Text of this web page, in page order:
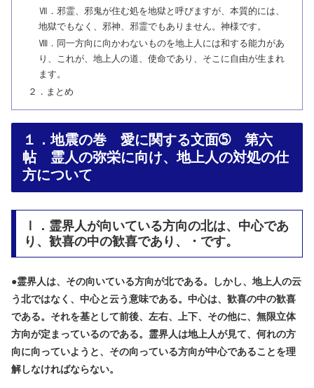
Ⅶ．邪霊、邪鬼が住む処を地獄と呼びますが、本質的には、
地獄でもなく、邪神、邪霊でもありません。神様です。
Ⅷ．同一方向に向かわないものを地上人には和する能力があ
り、これが、地上人の道、使命であり、そこに自由が生まれ
ます。
２．まとめ
１．地震の巻 愛に関する文面➄ 第六
帖 霊人の弥栄に向け、地上人の対処の仕
方について
Ⅰ．霊界人が向いている方向の北は、中心であ
り、歓喜の中の歓喜であり、・です。
●霊界人は、その向いている方向が北である。しかし、地上人の云
う北ではなく、中心と云う意味である。中心は、歓喜の中の歓喜
である。それを基として前後、左右、上下、その他に、無限立体
方向が定まっているのである。霊界人は地上人が見て、何れの方
向に向っていようと、その向っている方向が中心であることを理
解しなければならない。